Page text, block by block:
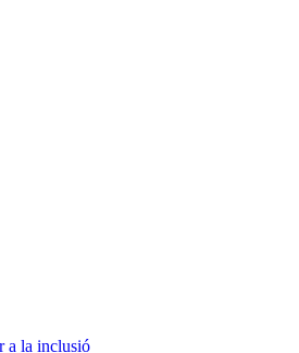
a la inclusió